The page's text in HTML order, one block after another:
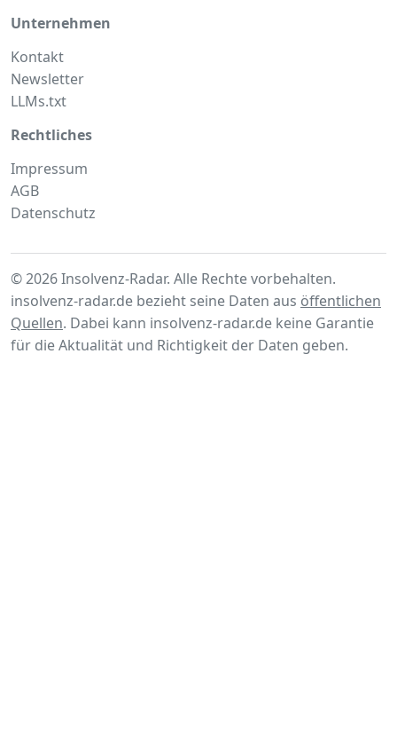
Unternehmen
Kontakt
Newsletter
LLMs.txt
Rechtliches
Impressum
AGB
Datenschutz
© 2026 Insolvenz-Radar. Alle Rechte vorbehalten.
insolvenz-radar.de bezieht seine Daten aus öffentlichen
Quellen. Dabei kann insolvenz-radar.de keine Garantie
für die Aktualität und Richtigkeit der Daten geben.